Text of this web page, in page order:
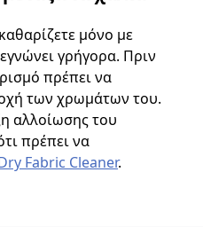
μόνο με
γρήγορα. Πριν
πρέπει να
των χρωμάτων του.
αλλοίωσης του
πρέπει να
Fabric Cleaner.